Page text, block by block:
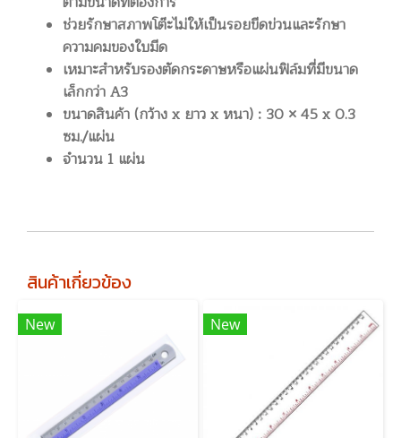
ช่วยรักษาสภาพโต๊ะไม่ให้เป็นรอยขีดข่วนและรักษา
ความคมของใบมีด
เหมาะสำหรับรองตัดกระดาษหรือแผ่นฟิล์มที่มีขนาด
เล็กกว่า A3
ขนาดสินค้า (กว้าง x ยาว x หนา) : 30 × 45 x 0.3
ซม./แผ่น
จำนวน 1 แผ่น
สินค้าเกี่ยวข้อง
New New